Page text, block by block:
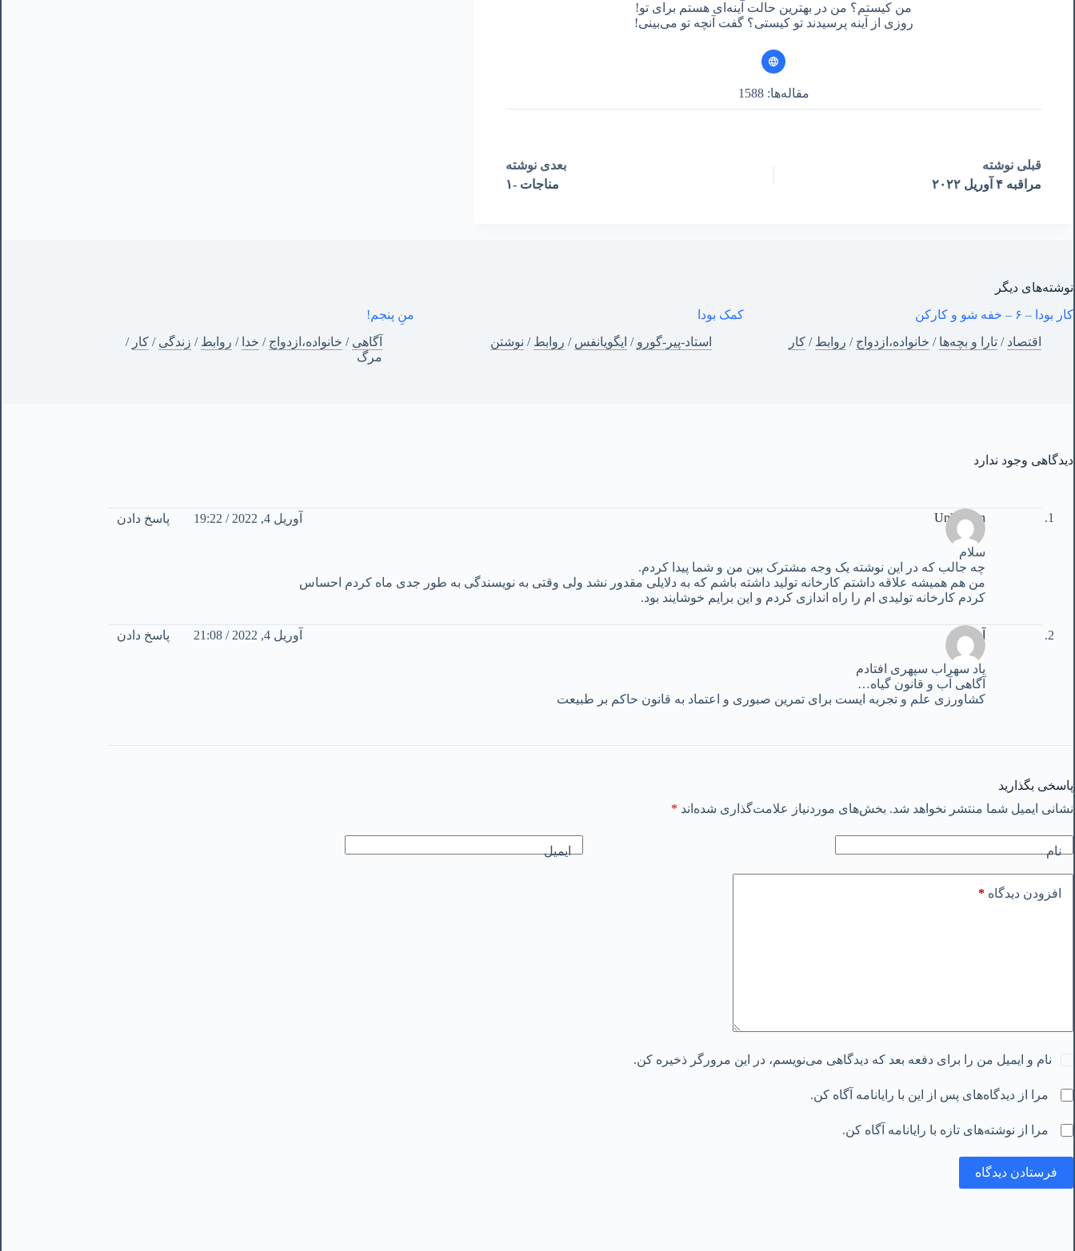
من کیستم؟ من در بهترین حالت آینه‌ای هستم برای تو!
روزی از آینه پرسیدند تو کیستی؟ گفت آنچه تو می‌بینی!
مقاله‌ها: 1588
قبلی نوشته
مراقبه ۴ آوریل ٢٠٢٢
بعدی نوشته
مناجات -۱
نوشته‌های‌ دیگر
کار بودا – ۶ – خفه شو و کارکن
اقتصاد / تارا و بچه‌ها / خانواده،ازدواج / روابط / کار
کمک بودا
استاد-پیر-گورو / ایگویانفس / روابط / نوشتن
منِ پنجم!
آگاهی / خانواده،ازدواج / خدا / روابط / زندگی / کار /
مرگ
دیدگاهی وجود ندارد
Unknown آوریل 4, 2022 / 19:22 پاسخ دادن
سلام
چه جالب که در این نوشته یک وجه مشترک بین من و شما پیدا کردم.
من هم همیشه علاقه داشتم کارخانه تولید داشته باشم که به دلایلی مقدور نشد ولی وقتی به نویسندگی به طور جدی ماه کردم احساس
کردم کارخانه تولیدی ام را راه اندازی کردم و این برایم خوشایند بود.
آرزو آوریل 4, 2022 / 21:08 پاسخ دادن
یاد سهراب سپهری افتادم
آگاهی آب و قانون گیاه…
کشاورزی علم و تجربه ایست برای تمرین صبوری و اعتماد به قانون حاکم بر طبیعت
پاسخی بگذارید
نشانی ایمیل شما منتشر نخواهد شد. بخش‌های موردنیاز علامت‌گذاری شده‌اند *
نام ایمیل
افزودن دیدگاه *
نام و ایمیل من را برای دفعه بعد که دیدگاهی می‌نویسم، در این مرورگر ذخیره کن.
مرا از دیدگاه‌های پس از این با رایانامه آگاه کن.
مرا از نوشته‌های تازه با رایانامه آگاه کن.
فرستادن دیدگاه